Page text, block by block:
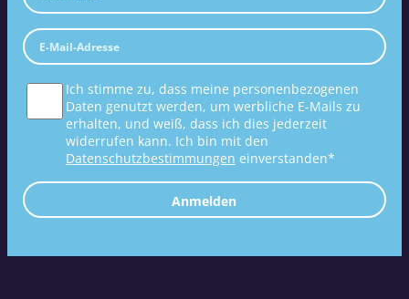
Ich stimme zu, dass meine personenbezogenen
Daten genutzt werden, um werbliche E-Mails zu
erhalten, und weiß, dass ich dies jederzeit
widerrufen kann. Ich bin mit den
Datenschutzbestimmungen einverstanden*
Anmelden